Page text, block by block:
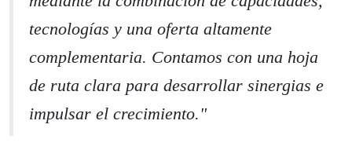
tecnologías y una oferta altamente
complementaria. Contamos con una hoja
de ruta clara para desarrollar sinergias e
impulsar el crecimiento."